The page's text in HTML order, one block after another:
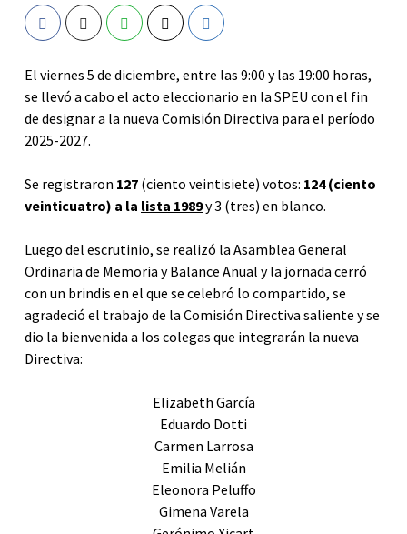
El viernes 5 de diciembre, entre las 9:00 y las 19:00 horas,
se llevó a cabo el acto eleccionario en la SPEU con el fin
de designar a la nueva Comisión Directiva para el período
2025-2027.
Se registraron 127 (ciento veintisiete) votos: 124 (ciento
veinticuatro) a la lista 1989y 3 (tres) en blanco.
Luego del escrutinio, se realizó la Asamblea General
Ordinaria de Memoria y Balance Anual y la jornada cerró
con un brindis en el que se celebró lo compartido, se
agradeció el trabajo de la Comisión Directiva saliente y se
dio la bienvenida a los colegas que integrarán la nueva
Directiva:
Elizabeth García
Eduardo Dotti
Carmen Larrosa
Emilia Melián
Eleonora Peluffo
Gimena Varela